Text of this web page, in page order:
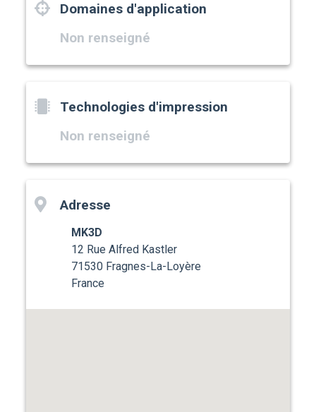
Domaines d'application
Non renseigné
Technologies d'impression
Non renseigné
Adresse
MK3D
12 Rue Alfred Kastler
71530 Fragnes-La-Loyère
France